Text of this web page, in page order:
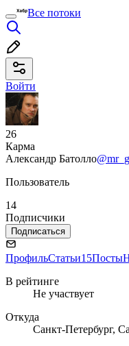
Все потоки
Войти
26
Карма
Александр Батолло
Пользователь
14
Подписчики
Подписаться
ПрофильСтатьи15Посты
В рейтинге
Не участвует
Откуда
Санкт-Петербург,